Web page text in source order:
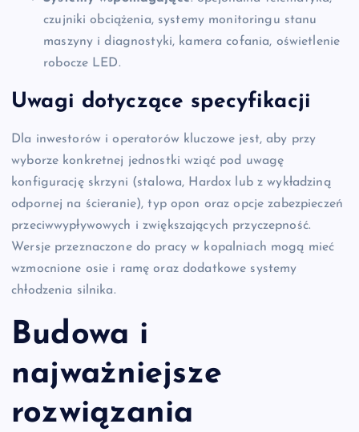
czujniki obciążenia, systemy monitoringu stanu
maszyny i diagnostyki, kamera cofania, oświetlenie
robocze LED.
Uwagi dotyczące specyfikacji
Dla inwestorów i operatorów kluczowe jest, aby przy
wyborze konkretnej jednostki wziąć pod uwagę
konfigurację skrzyni (stalowa, Hardox lub z wykładziną
odpornej na ścieranie), typ opon oraz opcje zabezpieczeń
przeciwwypływowych i zwiększających przyczepność.
Wersje przeznaczone do pracy w kopalniach mogą mieć
wzmocnione osie i ramę oraz dodatkowe systemy
chłodzenia silnika.
Budowa i
najważniejsze
rozwiązania